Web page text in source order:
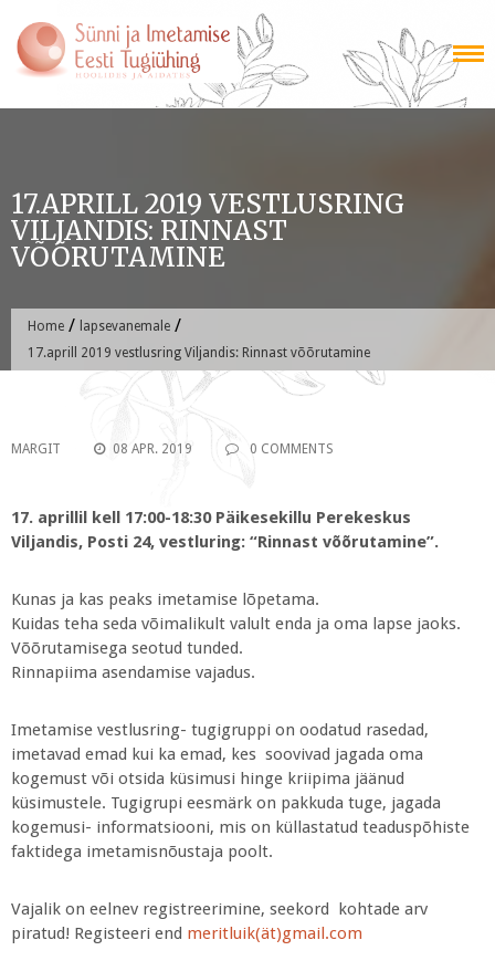
content
17.APRILL 2019 VESTLUSRING
VILJANDIS: RINNAST
VÕÕRUTAMINE
Home / lapsevanemale /
17.aprill 2019 vestlusring Viljandis: Rinnast võõrutamine
MARGIT 08 APR. 2019 0 COMMENTS
17. aprillil kell 17:00-18:30 Päikesekillu Perekeskus
Viljandis, Posti 24, vestluring: “Rinnast võõrutamine”.
Kunas ja kas peaks imetamise lõpetama.
Kuidas teha seda võimalikult valult enda ja oma lapse jaoks.
Võõrutamisega seotud tunded.
Rinnapiima asendamise vajadus.
Imetamise vestlusring- tugigruppi on oodatud rasedad,
imetavad emad kui ka emad, kes soovivad jagada oma
kogemust või otsida küsimusi hinge kriipima jäänud
küsimustele. Tugigrupi eesmärk on pakkuda tuge, jagada
kogemusi- informatsiooni, mis on küllastatud teaduspõhiste
faktidega imetamisnõustaja poolt.
Vajalik on eelnev registreerimine, seekord kohtade arv
piratud! Registeeri end meritluik(ät)gmail.com